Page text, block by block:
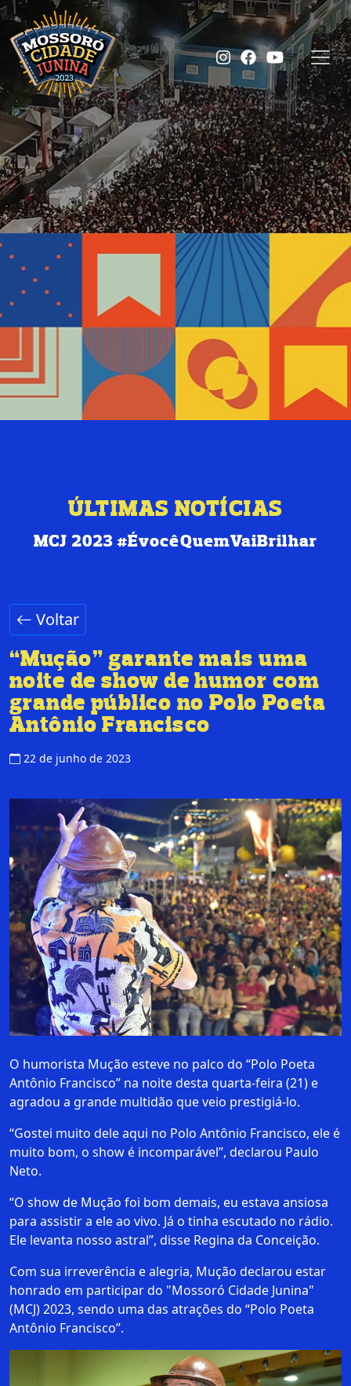
ÚLTIMAS NOTÍCIAS
MCJ 2023 #ÉvocêQuemVaiBrilhar
Voltar
“Mução” garante mais uma
noite de show de humor com
grande público no Polo Poeta
Antônio Francisco
22 de junho de 2023
O humorista Mução esteve no palco do “Polo Poeta
Antônio Francisco” na noite desta quarta-feira (21) e
agradou a grande multidão que veio prestigiá-lo.
“Gostei muito dele aqui no Polo Antônio Francisco, ele é
muito bom, o show é incomparável”, declarou Paulo
Neto.
“O show de Mução foi bom demais, eu estava ansiosa
para assistir a ele ao vivo. Já o tinha escutado no rádio.
Ele levanta nosso astral”, disse Regina da Conceição.
Com sua irreverência e alegria, Mução declarou estar
honrado em participar do "Mossoró Cidade Junina"
(MCJ) 2023, sendo uma das atrações do “Polo Poeta
Antônio Francisco”.